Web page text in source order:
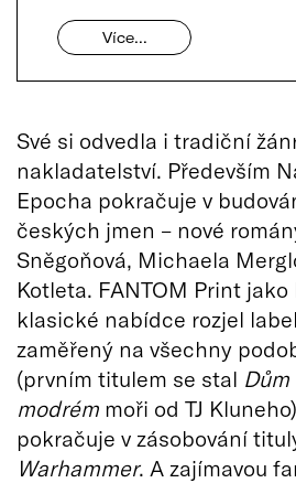
Více…
Své si odvedla i tradiční
nakladatelství. Především
Epocha pokračuje v
českých jmen – nové
Sněgoňová, Michaela
Kotleta. FANTOM Print jako
klasické nabídce rozjel
zaměřený na všechny
(prvním titulem se stal
modrém moři od TJ
pokračuje v zásobování
Warhammer. A zajímavou